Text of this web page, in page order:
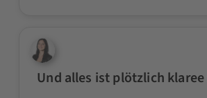
Und alles ist plötzlich klaree